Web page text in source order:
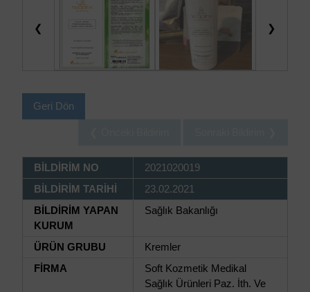
❮ ❯
Geri Dön
BİLDİRİM NO
2021020019
BİLDİRİM TARİHİ
23.02.2021
BİLDİRİM YAPAN
KURUM
Sağlık Bakanlığı
ÜRÜN GRUBU
Kremler
FİRMA
Soft Kozmetik Medikal
Sağlık Ürünleri Paz. İth. Ve